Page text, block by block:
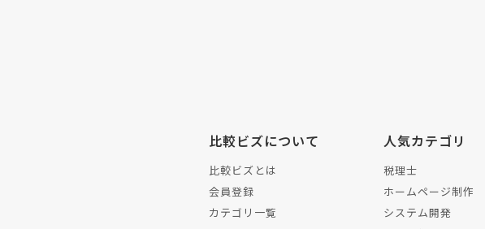
比較ビズについて
比較ビズとは
会員登録
カテゴリ一覧
人気カテゴリ
税理士
ホームページ制作
システム開発